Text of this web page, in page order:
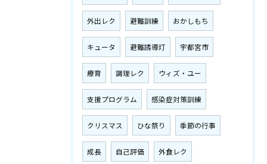
外出レク 避難訓練 おかしもち
キュータ 避難誘導灯 宇都宮市
療育 調理レク ウィズ・ユー
支援プログラム 感染症対策訓練
クリスマス ひな祭り 季節の行事
成長 自己評価 外食レク